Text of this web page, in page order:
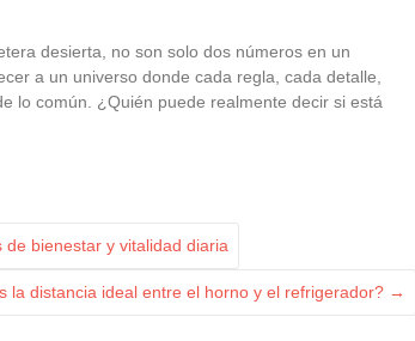
desierta, no son solo dos números en un
a un universo donde cada regla, cada detalle,
lo común. ¿Quién puede realmente decir si está
bienestar y vitalidad diaria
la distancia ideal entre el horno y el refrigerador? →